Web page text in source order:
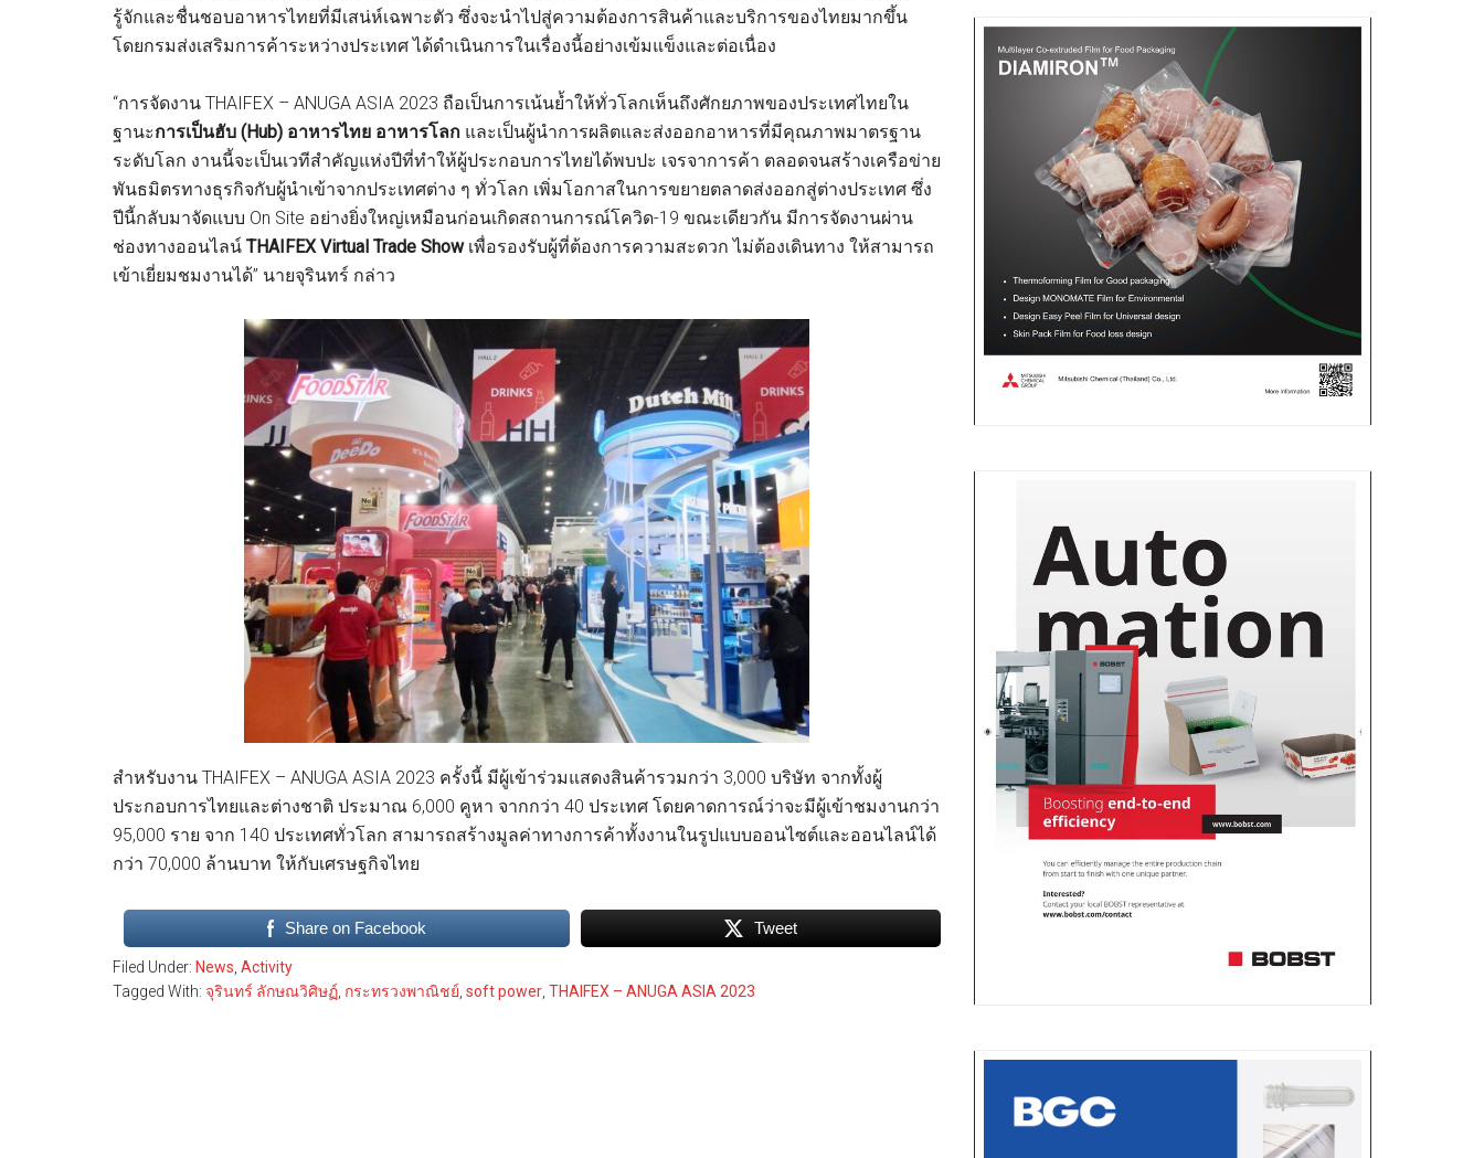
รู้จักและชื่นชอบอาหารไทยที่มีเสน่ห์เฉพาะตัว ซึ่งจะนำไปสู่ความต้องการสินค้าและบริการของไทยมากขึ้น
โดยกรมส่งเสริมการค้าระหว่างประเทศ ได้ดำเนินการในเรื่องนี้อย่างเข้มแข็งและต่อเนื่อง
“การจัดงาน THAIFEX – ANUGA ASIA 2023 ถือเป็นการเน้นย้ำให้ทั่วโลกเห็นถึงศักยภาพของประเทศไทยใน
ฐานะการเป็นฮับ (Hub) อาหารไทย อาหารโลก และเป็นผู้นำการผลิตและส่งออกอาหารที่มีคุณภาพมาตรฐาน
ระดับโลก งานนี้จะเป็นเวทีสำคัญแห่งปีที่ทำให้ผู้ประกอบการไทยได้พบปะ เจรจาการค้า ตลอดจนสร้างเครือข่าย
พันธมิตรทางธุรกิจกับผู้นำเข้าจากประเทศต่าง ๆ ทั่วโลก เพิ่มโอกาสในการขยายตลาดส่งออกสู่ต่างประเทศ ซึ่ง
ปีนี้กลับมาจัดแบบ On Site อย่างยิ่งใหญ่เหมือนก่อนเกิดสถานการณ์โควิด-19 ขณะเดียวกัน มีการจัดงานผ่าน
ช่องทางออนไลน์ THAIFEX Virtual Trade Showเพื่อรองรับผู้ที่ต้องการความสะดวก ไม่ต้องเดินทาง ให้สามารถ
เข้าเยี่ยมชมงานได้” นายจุรินทร์ กล่าว
สำหรับงาน THAIFEX – ANUGA ASIA 2023 ครั้งนี้ มีผู้เข้าร่วมแสดงสินค้ารวมกว่า 3,000 บริษัท จากทั้งผู้
ประกอบการไทยและต่างชาติ ประมาณ 6,000 คูหา จากกว่า 40 ประเทศ โดยคาดการณ์ว่าจะมีผู้เข้าชมงานกว่า
95,000 ราย จาก 140 ประเทศทั่วโลก สามารถสร้างมูลค่าทางการค้าทั้งงานในรูปแบบออนไซต์และออนไลน์ได้
กว่า 70,000 ล้านบาท ให้กับเศรษฐกิจไทย
Share on Facebook Tweet
Filed Under: News Activity
Tagged With: จุรินทร์ ลักษณวิศิษฏ์ กระทรวงพาณิชย์ soft power THAIFEX – ANUGA ASIA 2023